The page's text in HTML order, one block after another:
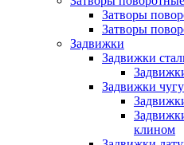
Затворы
Затворы
Задвижки
Задвижки
Задвижки
клином